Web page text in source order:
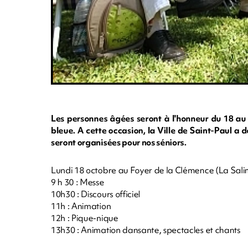
Les personnes âgées seront à l'honneur du 18
bleue. A cette occasion, la Ville de Saint-Paul a
seront organisées pour nos séniors.
Lundi 18 octobre au Foyer de la Clémence (La
9 h 30 : Messe
10h30 : Discours officiel
11h : Animation
12h : Pique-nique
13h30 : Animation dansante, spectacles et chants